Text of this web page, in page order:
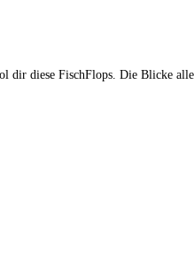
dir diese FischFlops. Die Blicke